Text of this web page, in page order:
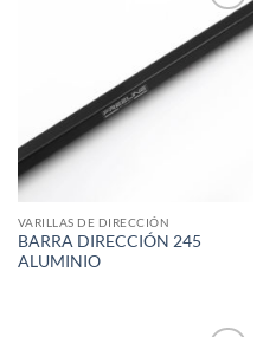
Add to
wishlist
VARILLAS DE DIRECCIÓN
BARRA DIRECCIÓN 245
ALUMINIO